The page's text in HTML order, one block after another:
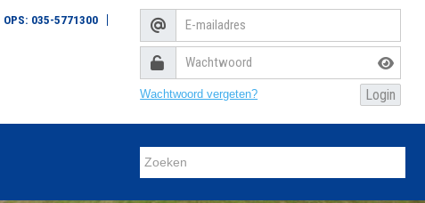
OPS: 035-5771300
Wachtwoord vergeten?